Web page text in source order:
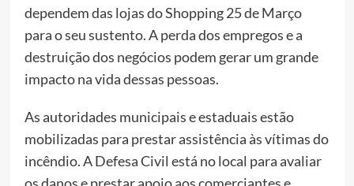
dependem das lojas do Shopping 25 de Março
para o seu sustento. A perda dos empregos e a
destruição dos negócios podem gerar um grande
impacto na vida dessas pessoas.
As autoridades municipais e estaduais estão
mobilizadas para prestar assistência às vítimas do
incêndio. A Defesa Civil está no local para avaliar